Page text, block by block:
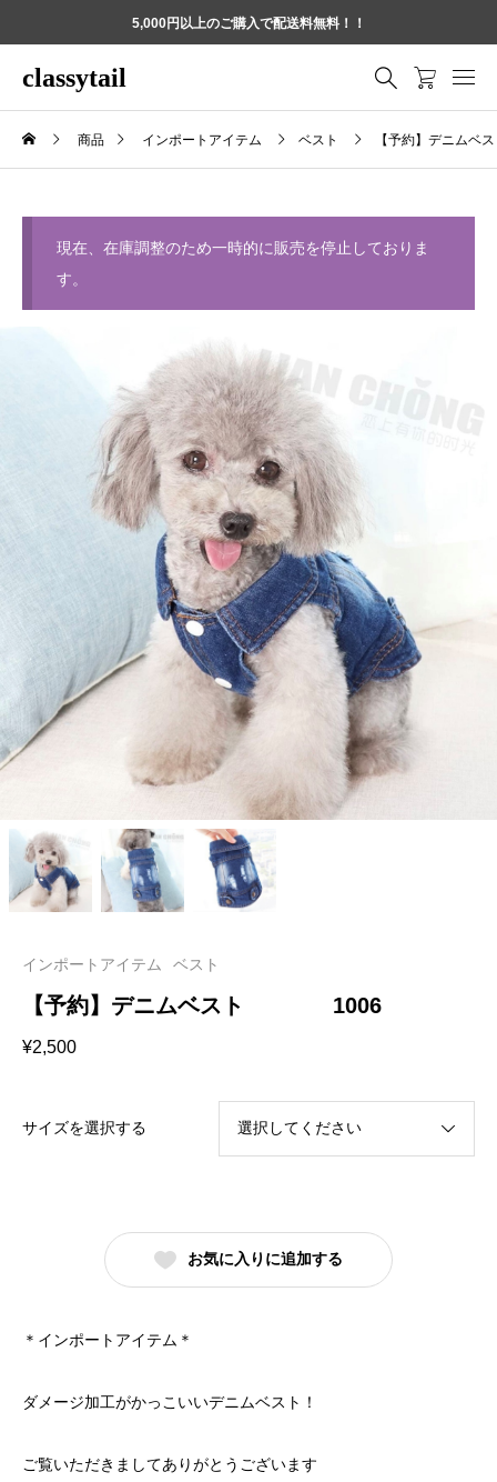
5,000円以上のご購入で配送料無料！！
classytail
商品 インポートアイテム ベスト 【予約】デニ
現在、在庫調整のため一時的に販売を停止しておりま
す。
インポートアイテム ベスト
【予約】デニムベスト 1006
¥2,500
サイズを選択する
お気に入りに追加する
＊インポートアイテム＊
ダメージ加工がかっこいいデニムベスト！
ご覧いただきましてありがとうございます